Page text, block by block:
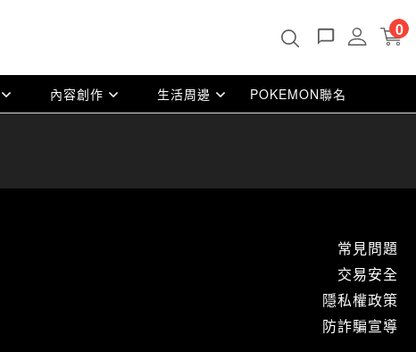
0
內容創作 生活周邊 POKEMON聯名
常見問題
交易安全
隱私權政策
防詐騙宣導